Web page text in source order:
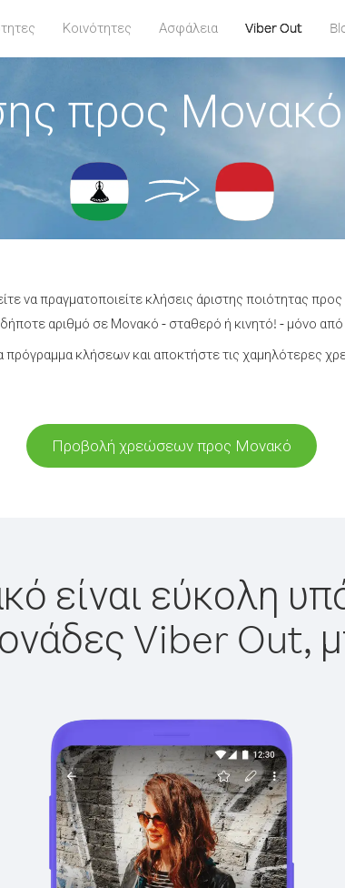
Κοινότητες Ασφάλεια Viber Out
προς
να πραγματοποιείτε κλήσεις άριστης ποιότητας
αριθμό σε Μονακό - σταθερό ή κινητό! - μόνο
κλήσεων και αποκτήστε τις χαμηλότερες
Προβολή χρεώσεων προς Μονακό
είναι εύκολη
Viber Out,